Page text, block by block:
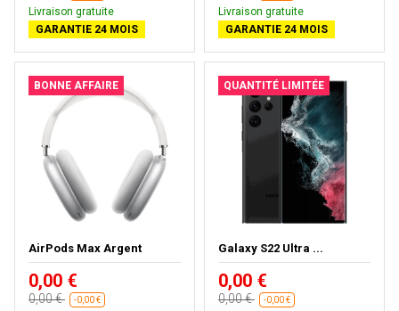
Livraison gratuite
GARANTIE 24 MOIS
Livraison gratuite
GARANTIE 24 MOIS
BONNE AFFAIRE
AirPods Max Argent
0,00 €
0,00 € -0,00 €
QUANTITÉ LIMITÉE
Galaxy S22 Ultra ...
0,00 €
0,00 € -0,00 €